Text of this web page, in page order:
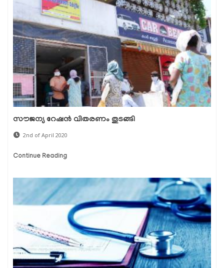
സൗജന്യ റേഷന്‍ വിതരണം തുടങ്ങി
2nd of April 2020
Continue Reading